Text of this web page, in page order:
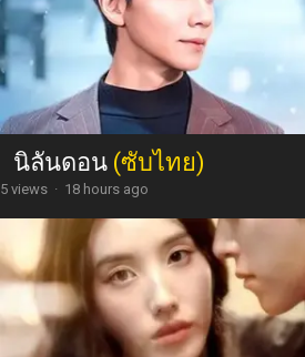
นิลันดอน (ซับไทย)
5 views · 18 hours ago